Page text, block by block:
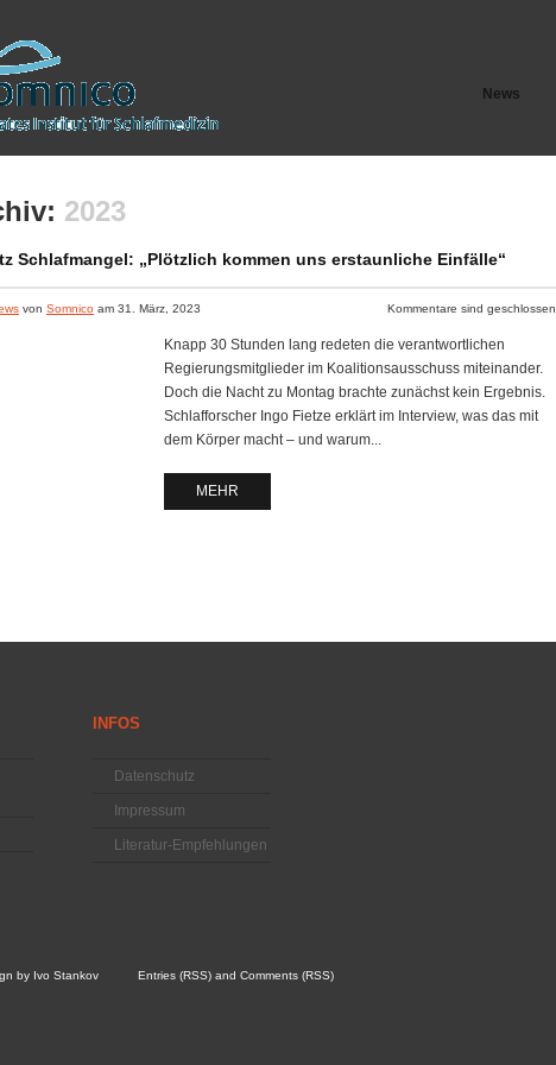
News
2023
Schlafmangel: „Plötzlich kommen uns erstaunliche Einfälle“
von Somnico am 31. März, 2023 Kommentare sind geschlossen
Knapp 30 Stunden lang redeten die verantwortlichen
Regierungsmitglieder im Koalitionsausschuss miteinander.
Doch die Nacht zu Montag brachte zunächst kein Ergebnis.
Schlafforscher Ingo Fietze erklärt im Interview, was das mit
dem Körper macht – und warum...
MEHR
INFOS
Datenschutz
Impressum
Literatur-Empfehlungen
by Ivo Stankov Entries (RSS) and Comments (RSS)